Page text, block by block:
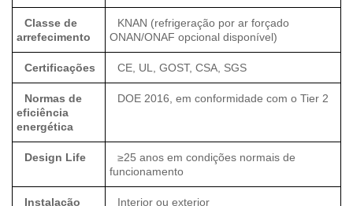
Classe de
arrefecimento
KNAN (refrigeração por ar forçado
ONAN/ONAF opcional disponível)
Certificações CE, UL, GOST, CSA, SGS
Normas de
eficiência
energética
DOE 2016, em conformidade com o Tier 2
Design Life
≥25 anos em condições normais de
funcionamento
Instalação Interior ou exterior